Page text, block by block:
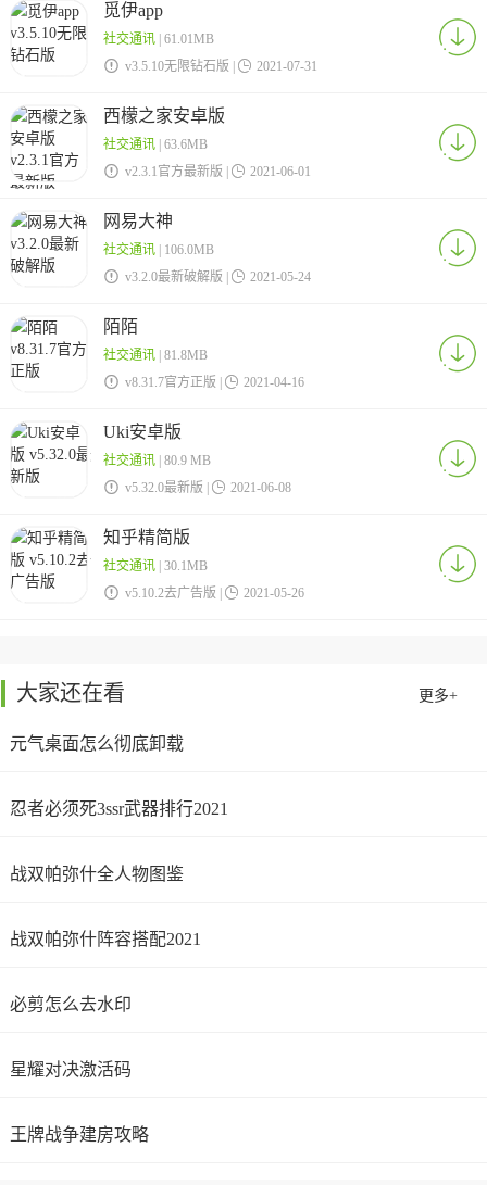
觅伊app
社交通讯| 61.01MB
 v3.5.10无限钻石版 |  2021-07-31
西檬之家安卓版
社交通讯| 63.6MB
 v2.3.1官方最新版 |  2021-06-01
网易大神
社交通讯| 106.0MB
 v3.2.0最新破解版 |  2021-05-24
陌陌
社交通讯| 81.8MB
 v8.31.7官方正版 |  2021-04-16
Uki安卓版
社交通讯| 80.9 MB
 v5.32.0最新版 |  2021-06-08
知乎精简版
社交通讯| 30.1MB
 v5.10.2去广告版 |  2021-05-26
大家还在看 更多+
元气桌面怎么彻底卸载
忍者必须死3ssr武器排行2021
战双帕弥什全人物图鉴
战双帕弥什阵容搭配2021
必剪怎么去水印
星耀对决激活码
王牌战争建房攻略